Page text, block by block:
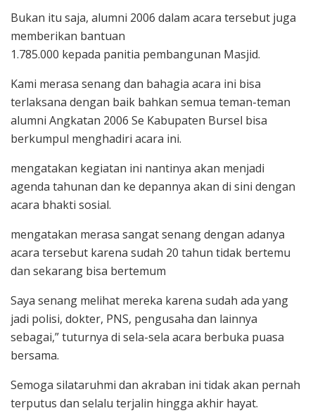
Bukan itu saja, alumni 2006 dalam acara tersebut juga
memberikan bantuan
1.785.000 kepada panitia pembangunan Masjid.
Kami merasa senang dan bahagia acara ini bisa
terlaksana dengan baik bahkan semua teman-teman
alumni Angkatan 2006 Se Kabupaten Bursel bisa
berkumpul menghadiri acara ini.
mengatakan kegiatan ini nantinya akan menjadi
agenda tahunan dan ke depannya akan di sini dengan
acara bhakti sosial.
mengatakan merasa sangat senang dengan adanya
acara tersebut karena sudah 20 tahun tidak bertemu
dan sekarang bisa bertemum
Saya senang melihat mereka karena sudah ada yang
jadi polisi, dokter, PNS, pengusaha dan lainnya
sebagai,” tuturnya di sela-sela acara berbuka puasa
bersama.
Semoga silataruhmi dan akraban ini tidak akan pernah
terputus dan selalu terjalin hingga akhir hayat.